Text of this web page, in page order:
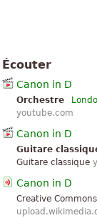
Écouter
Canon in D
Orchestre
youtube.com
Canon in D
Guitare
Guitare classique
Canon in D
Creative